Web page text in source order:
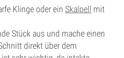
Klinge oder ein Skalpell mit
Stück aus und mache einen
direkt über dem